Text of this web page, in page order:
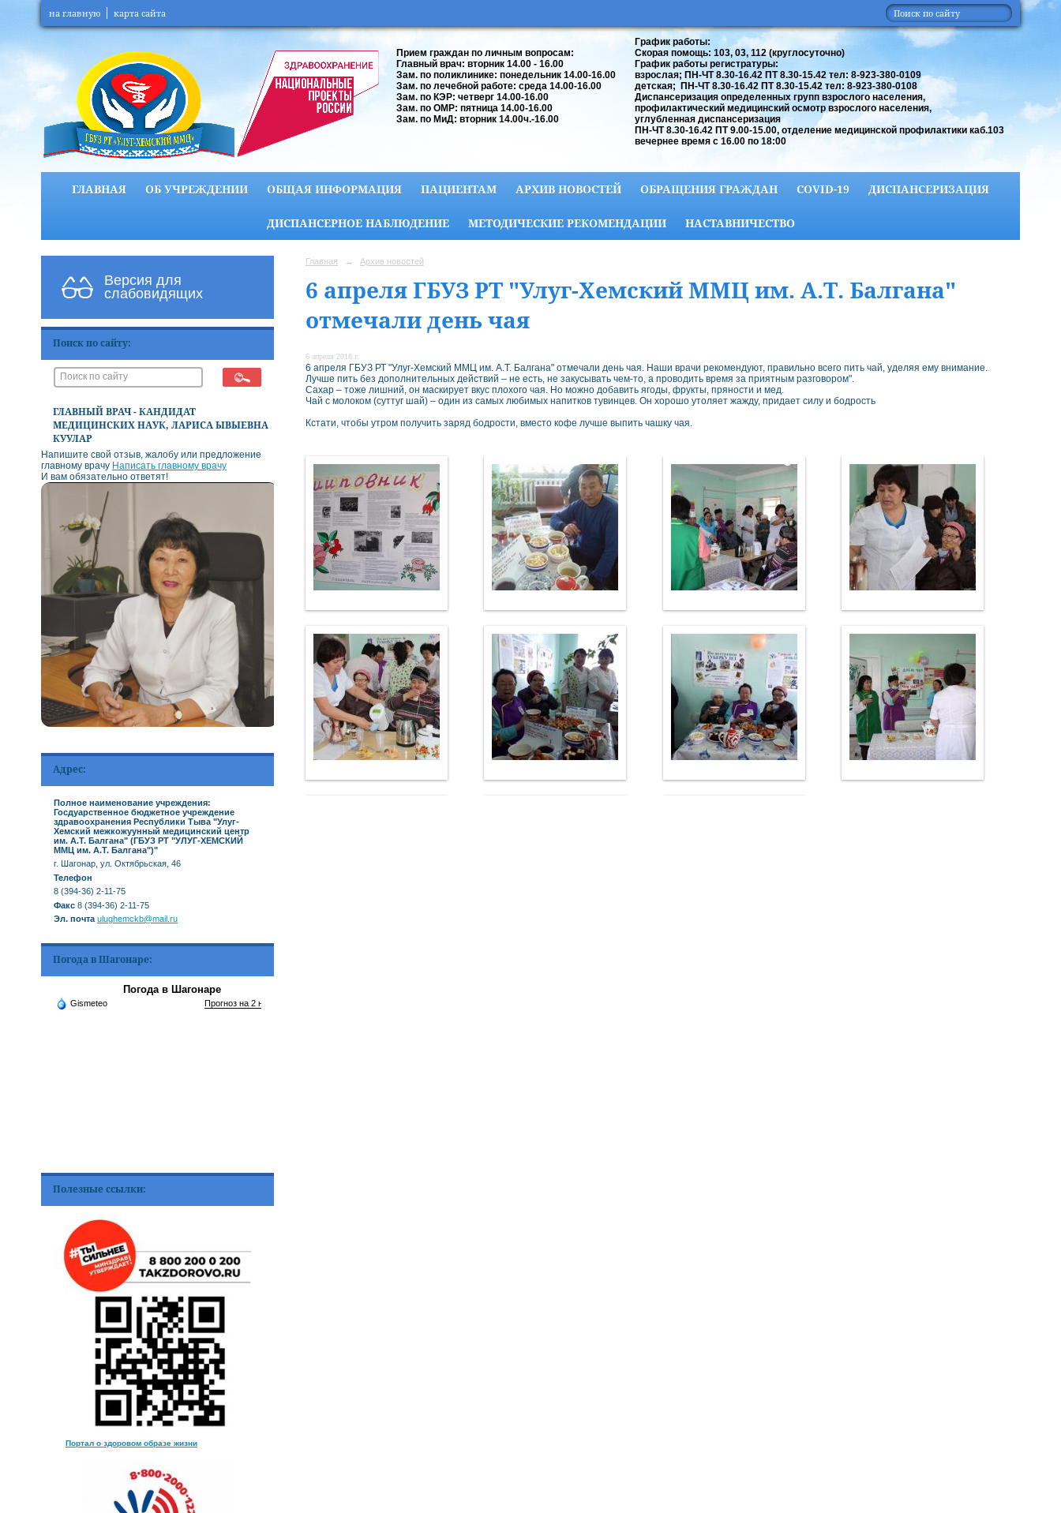
на главную карта сайта
Прием граждан по личным вопросам:
Главный врач: вторник 14.00 - 16.00
Зам. по поликлинике: понедельник 14.00-16.00
Зам. по лечебной работе: среда 14.00-16.00
Зам. по КЭР: четверг 14.00-16.00
Зам. по ОМР: пятница 14.00-16.00
Зам. по МиД: вторник 14.00ч.-16.00
График работы:
Скорая помощь: 103, 03, 112 (круглосуточно)
График работы регистратуры:
взрослая; ПН-ЧТ 8.30-16.42 ПТ 8.30-15.42 тел: 8-923-380-0109
детская; ПН-ЧТ 8.30-16.42 ПТ 8.30-15.42 тел: 8-923-380-0108
Диспансеризация определенных групп взрослого населения,
профилактический медицинский осмотр взрослого населения,
углубленная диспансеризация
ПН-ЧТ 8.30-16.42 ПТ 9.00-15.00, отделение медицинской профилактики каб.103
вечернее время с 16.00 по 18:00
ГЛАВНАЯ ОБ УЧРЕЖДЕНИИ ОБЩАЯ ИНФОРМАЦИЯ ПАЦИЕНТАМ АРХИВ НОВОСТЕЙ ОБРАЩЕНИЯ ГРАЖДАН COVID-19 ДИСПАНСЕРИЗАЦИЯ
ДИСПАНСЕРНОЕ НАБЛЮДЕНИЕ МЕТОДИЧЕСКИЕ РЕКОМЕНДАЦИИ НАСТАВНИЧЕСТВО
Версия для
слабовидящих
Поиск по сайту:
ГЛАВНЫЙ ВРАЧ - КАНДИДАТ
МЕДИЦИНСКИХ НАУК, ЛАРИСА ЫВЫЕВНА
КУУЛАР
Напишите свой отзыв, жалобу или предложение
главному врачу Написать главному врачу
И вам обязательно ответят!
Адрес:
Полное наименование учреждения:
Госдуарственное бюджетное учреждение
здравоохранения Республики Тыва "Улуг-
Хемский межкожуунный медицинский центр
им. А.Т. Балгана" (ГБУЗ РТ "УЛУГ-ХЕМСКИЙ
ММЦ им. А.Т. Балгана")"
г. Шагонар, ул. Октябрьская, 46
Телефон
8 (394-36) 2-11-75
Факс 8 (394-36) 2-11-75
Эл. почта ulughemckb@mail.ru
Погода в Шагонаре:
Погода в Шагонаре
Gismeteo Прогноз на 2 недели
Полезные ссылки:
Портал о здоровом образе жизни
Главная → Архив новостей
6 апреля ГБУЗ РТ "Улуг-Хемский ММЦ им. А.Т. Балгана"
отмечали день чая
6 апреля 2018 г.
6 апреля ГБУЗ РТ "Улуг-Хемский ММЦ им. А.Т. Балгана" отмечали день чая. Наши врачи рекомендуют, правильно всего пить чай, уделяя ему внимание.
Лучше пить без дополнительных действий – не есть, не закусывать чем-то, а проводить время за приятным разговором".
Сахар – тоже лишний, он маскирует вкус плохого чая. Но можно добавить ягоды, фрукты, пряности и мед.
Чай с молоком (суттуг шай) – один из самых любимых напитков тувинцев. Он хорошо утоляет жажду, придает силу и бодрость
Кстати, чтобы утром получить заряд бодрости, вместо кофе лучше выпить чашку чая.